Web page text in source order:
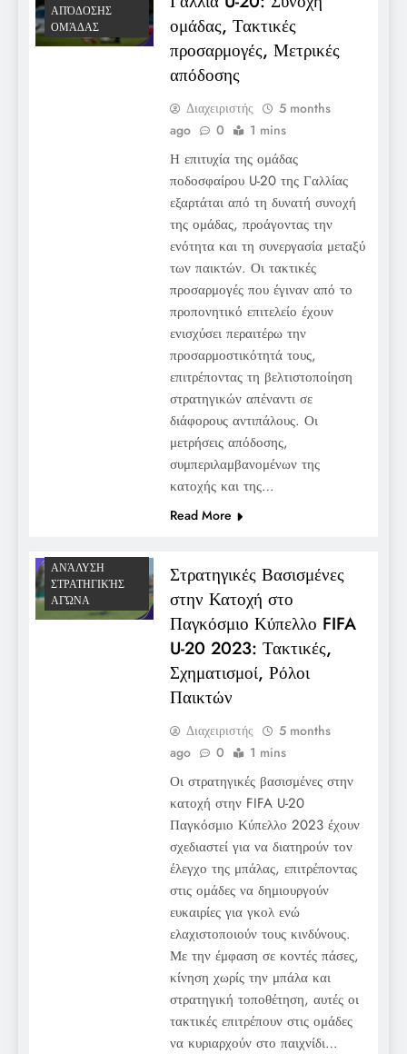
ΑΠΌΔΟΣΗΣ
ΟΜΆΔΑΣ
ομάδας, Τακτικές
προσαρμογές, Μετρικές
απόδοσης
Διαχειριστής
5 months
ago
0 1 mins
Η επιτυχία της ομάδας
ποδοσφαίρου U-20 της Γαλλίας
εξαρτάται από τη δυνατή συνοχή
της ομάδας, προάγοντας την
ενότητα και τη συνεργασία μεταξύ
των παικτών. Οι τακτικές
προσαρμογές που έγιναν από το
προπονητικό επιτελείο έχουν
ενισχύσει περαιτέρω την
προσαρμοστικότητά τους,
επιτρέποντας τη βελτιστοποίηση
στρατηγικών απέναντι σε
διάφορους αντιπάλους. Οι
μετρήσεις απόδοσης,
συμπεριλαμβανομένων της
κατοχής και της…
Read More
ΑΝΆΛΥΣΗ
ΣΤΡΑΤΗΓΙΚΉΣ
ΑΓΏΝΑ
Στρατηγικές Βασισμένες
στην Κατοχή στο
Παγκόσμιο Κύπελλο FIFA
U-20 2023: Τακτικές,
Σχηματισμοί, Ρόλοι
Παικτών
Διαχειριστής
5 months
ago
0 1 mins
Οι στρατηγικές βασισμένες στην
κατοχή στην FIFA U-20
Παγκόσμιο Κύπελλο 2023 έχουν
σχεδιαστεί για να διατηρούν τον
έλεγχο της μπάλας, επιτρέποντας
στις ομάδες να δημιουργούν
ευκαιρίες για γκολ ενώ
ελαχιστοποιούν τους κινδύνους.
Με την έμφαση σε κοντές πάσες,
κίνηση χωρίς την μπάλα και
στρατηγική τοποθέτηση, αυτές οι
τακτικές επιτρέπουν στις ομάδες
να κυριαρχούν στο παιχνίδι…